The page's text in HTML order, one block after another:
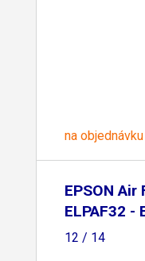
na objednávku
EPSON Air
ELPAF32 -
12 / 14